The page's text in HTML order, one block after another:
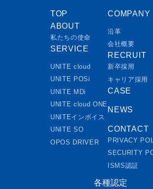
TOP
ABOUT
私たちの使命
SERVICE
UNITE cloud
UNITE POSi
UNITE MDi
UNITE cloud ONE
UNITEインボイス
UNITE SO
OPOS DRIVER
COMPANY
沿革
会社概要
RECRUIT
新卒採用
キャリア採用
CASE
NEWS
CONTACT
PRIVACY
SECURITY
ISMS認証
各種認定